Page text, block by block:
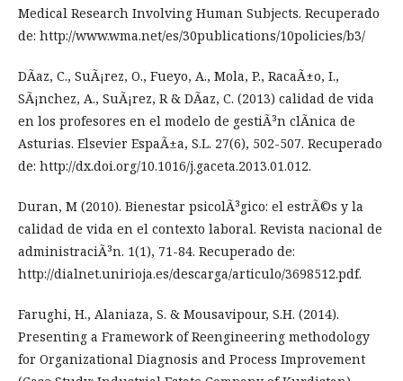
Medical Research Involving Human Subjects. Recuperado
de: http://www.wma.net/es/30publications/10policies/b3/
DÃ­az, C., SuÃ¡rez, O., Fueyo, A., Mola, P., RacaÃ±o, I.,
SÃ¡nchez, A., SuÃ¡rez, R & DÃ­az, C. (2013) calidad de vida
en los profesores en el modelo de gestiÃ³n clÃ­nica de
Asturias. Elsevier EspaÃ±a, S.L. 27(6), 502-507. Recuperado
de: http://dx.doi.org/10.1016/j.gaceta.2013.01.012.
Duran, M (2010). Bienestar psicolÃ³gico: el estrÃ©s y la
calidad de vida en el contexto laboral. Revista nacional de
administraciÃ³n. 1(1), 71-84. Recuperado de:
http://dialnet.unirioja.es/descarga/articulo/3698512.pdf.
Farughi, H., Alaniaza, S. & Mousavipour, S.H. (2014).
Presenting a Framework of Reengineering methodology
for Organizational Diagnosis and Process Improvement